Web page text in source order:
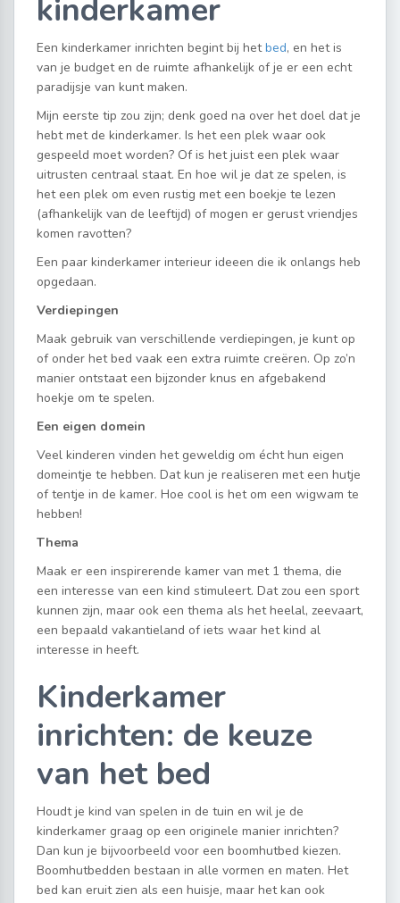
kinderkamer
Een kinderkamer inrichten begint bij hetbed, en het is
van je budget en de ruimte afhankelijk of je er een echt
paradijsje van kunt maken.
Mijn eerste tip zou zijn; denk goed na over het doel dat je
hebt met de kinderkamer. Is het een plek waar ook
gespeeld moet worden? Of is het juist een plek waar
uitrusten centraal staat. En hoe wil je dat ze spelen, is
het een plek om even rustig met een boekje te lezen
(afhankelijk van de leeftijd) of mogen er gerust vriendjes
komen ravotten?
Een paar kinderkamer interieur ideeen die ik onlangs heb
opgedaan.
Verdiepingen
Maak gebruik van verschillende verdiepingen, je kunt op
of onder het bed vaak een extra ruimte creëren. Op zo’n
manier ontstaat een bijzonder knus en afgebakend
hoekje om te spelen.
Een eigen domein
Veel kinderen vinden het geweldig om écht hun eigen
domeintje te hebben. Dat kun je realiseren met een hutje
of tentje in de kamer. Hoe cool is het om een wigwam te
hebben!
Thema
Maak er een inspirerende kamer van met 1 thema, die
een interesse van een kind stimuleert. Dat zou een sport
kunnen zijn, maar ook een thema als het heelal, zeevaart,
een bepaald vakantieland of iets waar het kind al
interesse in heeft.
Kinderkamer
inrichten: de keuze
van het bed
Houdt je kind van spelen in de tuin en wil je de
kinderkamer graag op een originele manier inrichten?
Dan kun je bijvoorbeeld voor een boomhutbed kiezen.
Boomhutbedden bestaan in alle vormen en maten. Het
bed kan eruit zien als een huisje, maar het kan ook